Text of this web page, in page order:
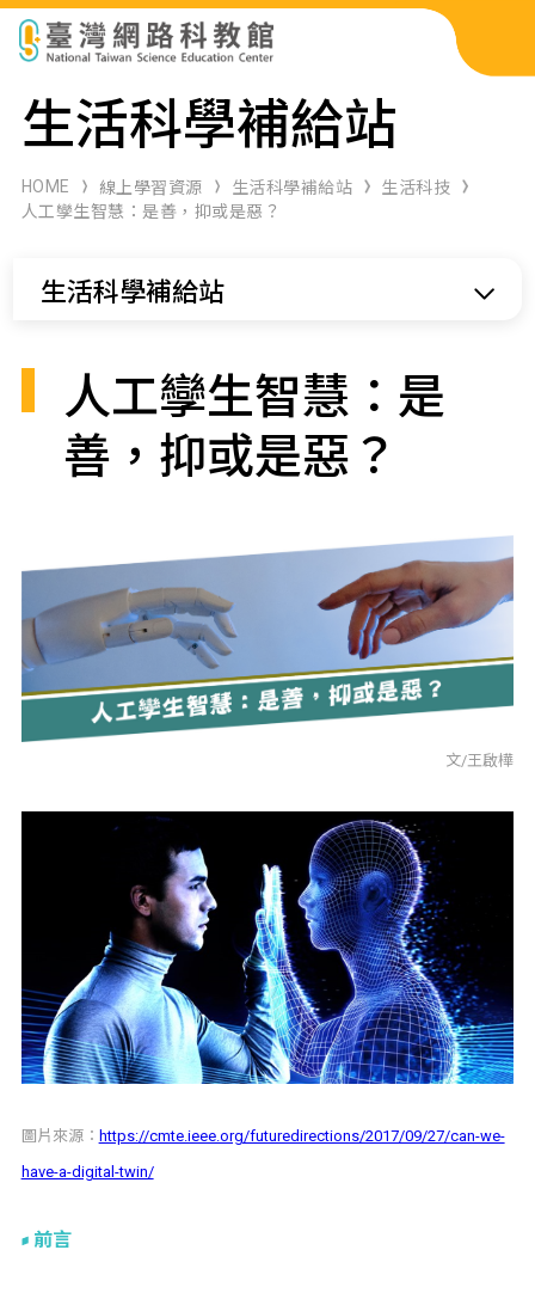
科展作品檢索
科學研習月刊
生活科學補給站
HOME 線上學習資源 生活科學補給站
生活科技
人工孿生智慧：是善，抑或是惡？
生活科學補給站
人工孿生智慧：是
善，抑或是惡？
文/王啟樺
圖片來源： https://cmte.ieee.org/futuredirections/2017/09/27/can-we-
have-a-digital-twin/
前言